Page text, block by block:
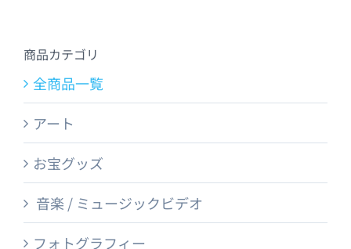
商品カテゴリ
全商品一覧
アート
お宝グッズ
音楽 / ミュージックビデオ
フォトグラフィー